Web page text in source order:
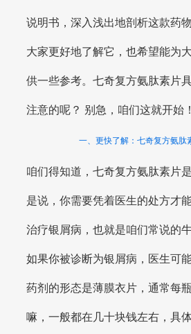
说明书，深入浅出地剖析这款药
大家更好地了解它，也希望能为
供一些参考。七奇复方氨肽素片
注意的呢？ 别急，咱们这就开始！
一、更快了解：七奇复方氨肽
咱们得知道，七奇复方氨肽素片
是说，你需要凭着医生的处方才
治疗银屑病，也就是咱们常说的
如果你被诊断为银屑病，医生可
药剂的形态是薄膜衣片，通常每
嘛，一般都在几十块钱左右，具